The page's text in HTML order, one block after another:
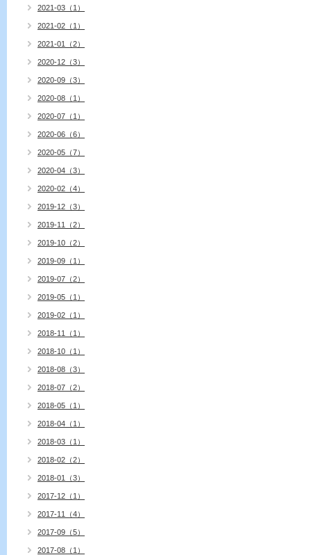
2021-03（1）
2021-02（1）
2021-01（2）
2020-12（3）
2020-09（3）
2020-08（1）
2020-07（1）
2020-06（6）
2020-05（7）
2020-04（3）
2020-02（4）
2019-12（3）
2019-11（2）
2019-10（2）
2019-09（1）
2019-07（2）
2019-05（1）
2019-02（1）
2018-11（1）
2018-10（1）
2018-08（3）
2018-07（2）
2018-05（1）
2018-04（1）
2018-03（1）
2018-02（2）
2018-01（3）
2017-12（1）
2017-11（4）
2017-09（5）
2017-08（1）